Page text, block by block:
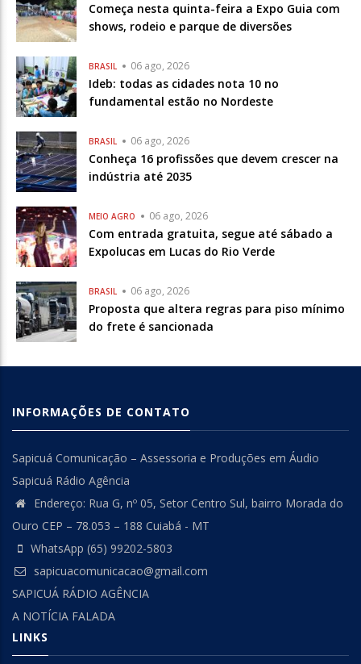
Começa nesta quinta-feira a Expo Guia com
shows, rodeio e parque de diversões
BRASIL 06 ago, 2026
Ideb: todas as cidades nota 10 no
fundamental estão no Nordeste
BRASIL 06 ago, 2026
Conheça 16 profissões que devem crescer na
indústria até 2035
MEIO AGRO 06 ago, 2026
Com entrada gratuita, segue até sábado a
Expolucas em Lucas do Rio Verde
BRASIL 06 ago, 2026
Proposta que altera regras para piso mínimo
do frete é sancionada
INFORMAÇÕES DE CONTATO
Sapicuá Comunicação – Assessoria e Produções em Áudio
Sapicuá Rádio Agência
Endereço: Rua G, nº 05, Setor Centro Sul, bairro Morada do
Ouro CEP – 78.053 – 188 Cuiabá - MT
WhatsApp (65) 99202-5803
sapicuacomunicacao@gmail.com
SAPICUÁ RÁDIO AGÊNCIA
A NOTÍCIA FALADA
LINKS